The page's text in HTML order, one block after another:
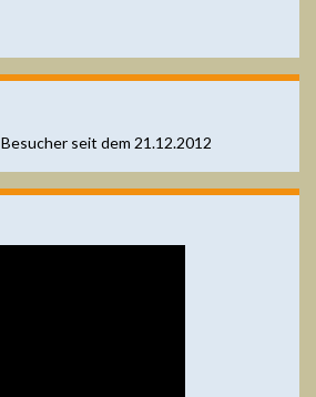
Besucher seit dem 21.12.2012